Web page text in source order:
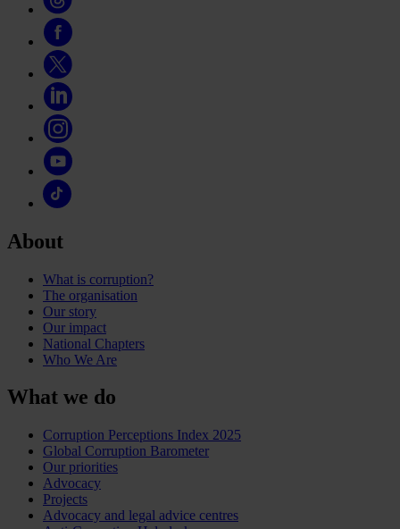
About
What is corruption?
The organisation
Our story
Our impact
National Chapters
Who We Are
What we do
Corruption Perceptions Index 2025
Global Corruption Barometer
Our priorities
Advocacy
Projects
Advocacy and legal advice centres